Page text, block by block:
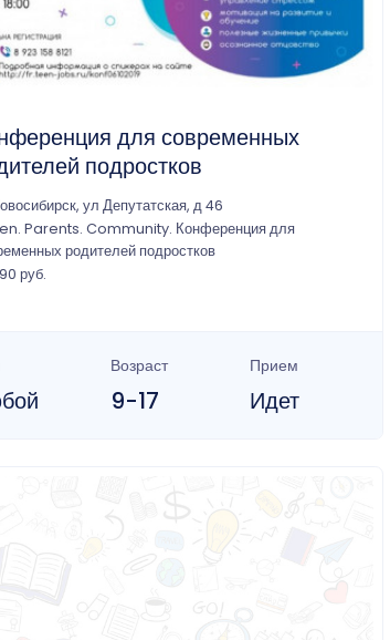
для современных
подростков
ул Депутатская, д 46
Parents. Community. Конференция для
родителей подростков
руб.
Возраст
9-17
Прием
Идет